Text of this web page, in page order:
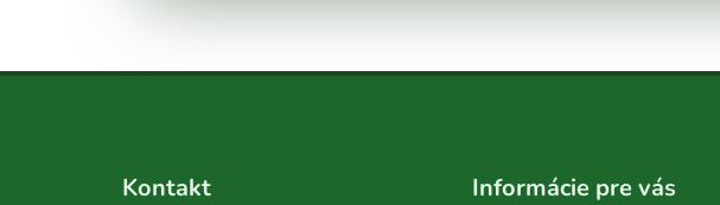
Kontakt Informácie pre vás